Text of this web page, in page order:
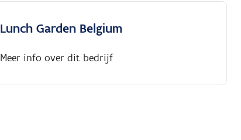
Lunch Garden Belgium
Meer info over dit bedrijf